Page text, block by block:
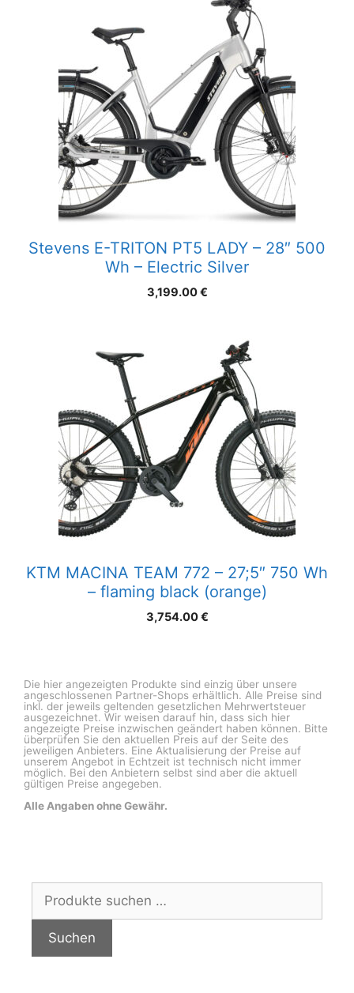
Stevens E-TRITON PT5 LADY – 28″ 500
Wh – Electric Silver
3,199.00€
KTM MACINA TEAM 772 – 27;5″ 750 Wh
– flaming black (orange)
3,754.00€
Die hier angezeigten Produkte sind einzig über unsere
angeschlossenen Partner-Shops erhältlich. Alle Preise sind
inkl. der jeweils geltenden gesetzlichen Mehrwertsteuer
ausgezeichnet. Wir weisen darauf hin, dass sich hier
angezeigte Preise inzwischen geändert haben können. Bitte
überprüfen Sie den aktuellen Preis auf der Seite des
jeweiligen Anbieters. Eine Aktualisierung der Preise auf
unserem Angebot in Echtzeit ist technisch nicht immer
möglich. Bei den Anbietern selbst sind aber die aktuell
gültigen Preise angegeben.
Alle Angaben ohne Gewähr.
Suchen
Suchen